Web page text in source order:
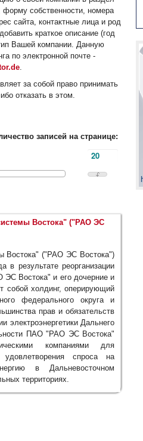
форму собственности, номера
сайта, контактные лица и род
краткое описание (год
Вашей компании. Данную
по электронной почте -
.
за собой право принимать
отказать в этом.
записей на странице:
Востока" ("РАО ЭС
Востока" ("РАО ЭС Востока")
в результате реорганизации
Востока" и его дочерние и
собой холдинг, оперирующий
федерального округа и
прав и обязательств
Дальнего
ПАО "РАО ЭС Востока"
компаниями для
спроса на
в Дальневосточном
территориях.